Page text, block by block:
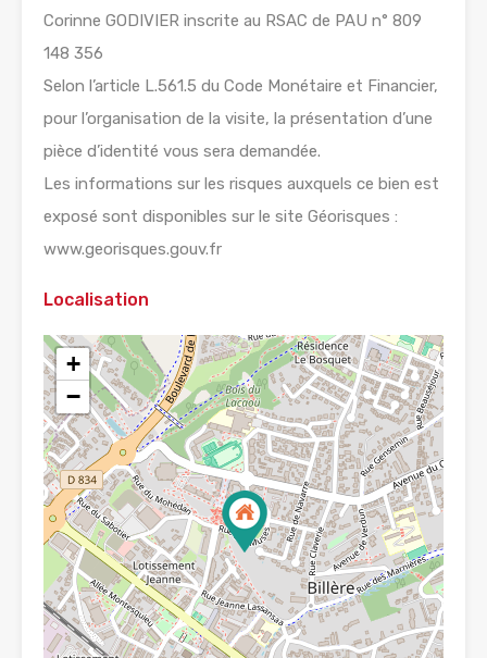
Corinne GODIVIER inscrite au RSAC de PAU n° 809
148 356
Selon l’article L.561.5 du Code Monétaire et Financier,
pour l’organisation de la visite, la présentation d’une
pièce d’identité vous sera demandée.
Les informations sur les risques auxquels ce bien est
exposé sont disponibles sur le site Géorisques :
www.georisques.gouv.fr
Localisation
+
−